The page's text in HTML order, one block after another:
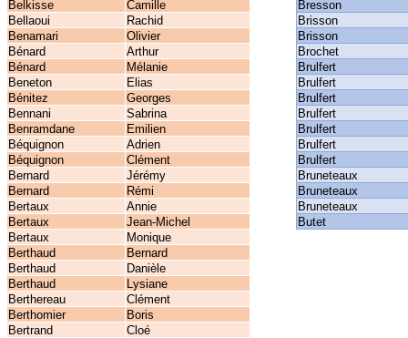
Belkisse
Camille
Bresson
Bellaoui
Rachid
Brisson
Benamari
Olivier
Brisson
Bénard
Arthur
Brochet
Bénard
Mélanie
Brulfert
Beneton
Elias
Brulfert
Bénitez
Georges
Brulfert
Bennani
Sabrina
Brulfert
Benramdane
Emilien
Brulfert
Béquignon
Adrien
Brulfert
Béquignon
Clément
Brulfert
Bernard
Jérémy
Bruneteaux
Bernard
Rémi
Bruneteaux
Bertaux
Annie
Bruneteaux
Bertaux
Jean-Michel
Butet
Bertaux
Monique
Berthaud
Bernard
Berthaud
Danièle
Berthaud
Lysiane
Berthereau
Clément
Berthomier
Boris
Bertrand
Cloé